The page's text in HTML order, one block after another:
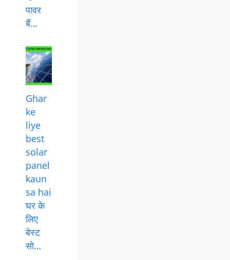
पावर
बैं…
Ghar
ke
liye
best
solar
panel
kaun
sa hai
घर के
लिए
बेस्ट
सो…